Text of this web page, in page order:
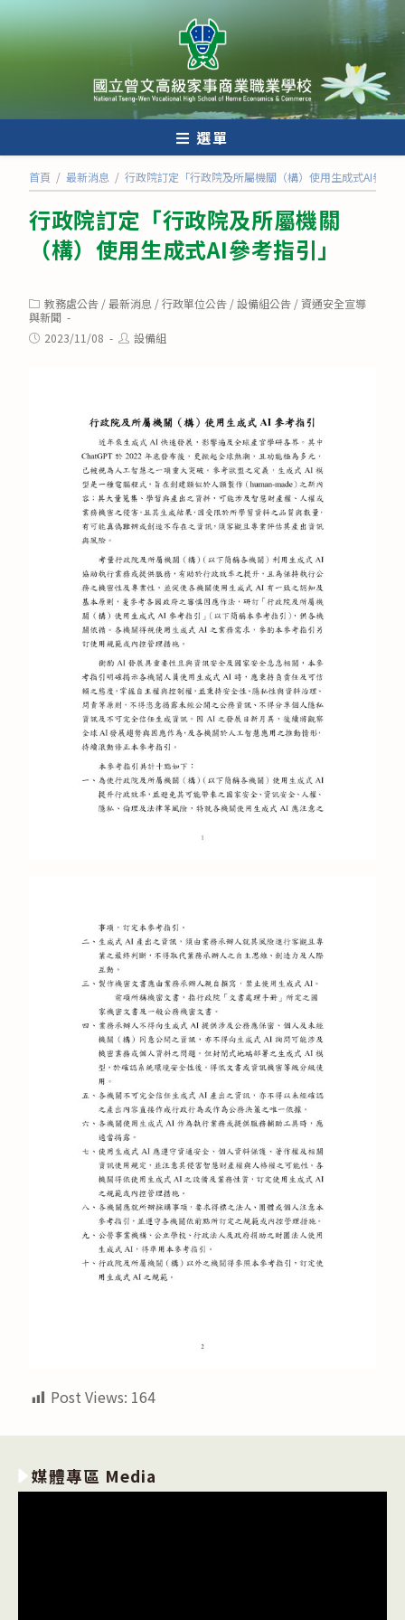
跳
轉
至
內
選單
首頁 / 最新消息 / 行政院訂定「行政院及所屬機關（構）使用生成式AI參考
行政院訂定「行政院及所屬機關
（構）使用生成式AI參考指引」
Post
category:
教務處公告 /最新消息 /行政單位公告 /設備組公告 /資通安全宣導
與新聞
Post2023/11/08
Post設備組
Post Views: 164
媒體專區 Media